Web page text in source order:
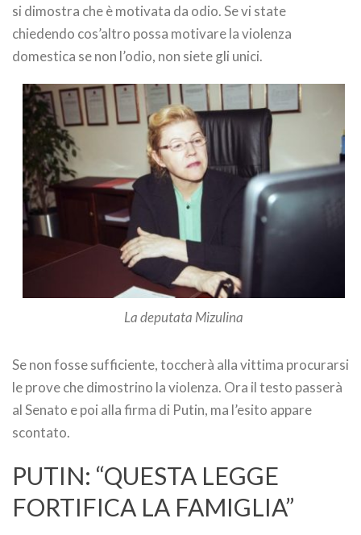
si dimostra che è motivata da odio. Se vi state
chiedendo cos’altro possa motivare la violenza
domestica se non l’odio, non siete gli unici.
La deputata Mizulina
Se non fosse sufficiente, toccherà alla vittima procurarsi
le prove che dimostrino la violenza. Ora il testo passerà
al Senato e poi alla firma di Putin, ma l’esito appare
scontato.
PUTIN: “QUESTA LEGGE
FORTIFICA LA FAMIGLIA”